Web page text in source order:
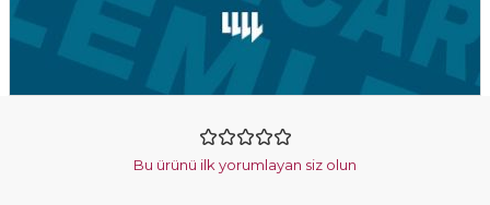
Bu ürünü ilk yorumlayan siz olun